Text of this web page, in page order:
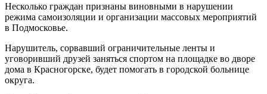
Несколько граждан признаны виновными в нарушении
режима самоизоляции и организации массовых мероприятий
в Подмосковье.
Нарушитель, сорвавший ограничительные ленты и
уговоривший друзей заняться спортом на площадке во дворе
дома в Красногорске, будет помогать в городской больнице
округа.